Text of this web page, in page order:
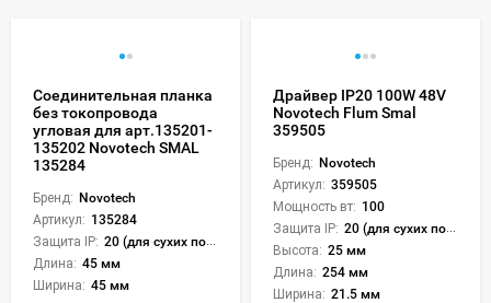
Соединительная планка
без токопровода
угловая для арт.135201-
135202 Novotech SMAL
135284
Бренд: Novotech
Артикул: 135284
Защита IP: 20 (для сухих пом.)
Длина: 45 мм
Ширина: 45 мм
Драйвер IP20 100W 48V
Novotech Flum Smal
359505
Бренд: Novotech
Артикул: 359505
Мощность вт: 100
Защита IP: 20 (для сухих пом.)
Высота: 25 мм
Длина: 254 мм
Ширина: 21.5 мм